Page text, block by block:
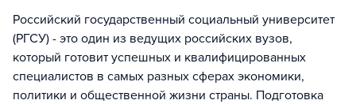
Российский государственный социальный университет
(РГСУ) - это один из ведущих российских вузов,
который готовит успешных и квалифицированных
специалистов в самых разных сферах экономики,
политики и общественной жизни страны. Подготовка